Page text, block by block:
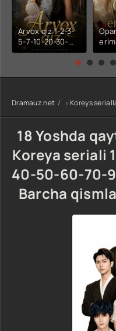
Arvox qiz 1-2-3-
5-7-10-20-30-
50-60-70-80-
2026 HD skachat
5-
Dramauz.net »Koreys
18 Yoshda
Koreya seriali
40-50-60-70-
Barcha